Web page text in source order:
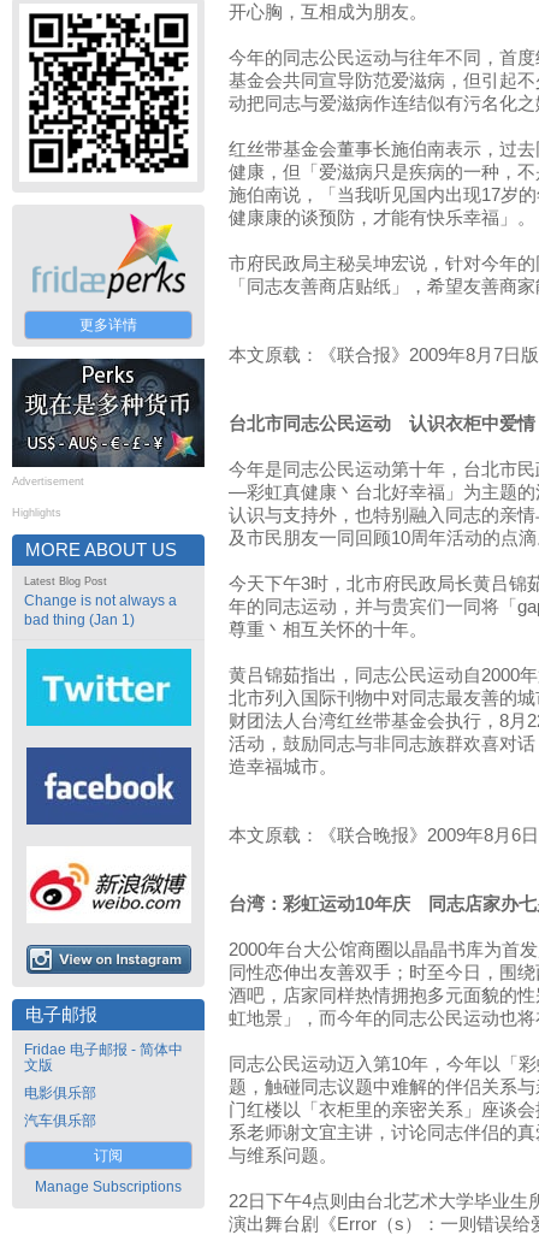
更多详情
Advertisement
Highlights
MORE ABOUT US
Latest Blog Post
Change is not always a
bad thing (Jan 1)
电子邮报
Fridae 电子邮报 - 简体中
文版
电影俱乐部
汽车俱乐部
订阅
Manage Subscriptions
开心胸，互相成为朋友。
今年的同志公民运动与往年不同，首
基金会共同宣导防范爱滋病，但引起
动把同志与爱滋病作连结似有污名化之
红丝带基金会董事长施伯南表示，过
健康，但「爱滋病只是疾病的一种，
施伯南说，「当我听见国内出现17岁
健康康的谈预防，才能有快乐幸福」。
市府民政局主秘吴坤宏说，针对今年
「同志友善商店贴纸」，希望友善商
本文原载：《联合报》2009年8月7日
台北市同志公民运动 认识衣柜中爱情
今年是同志公民运动第十年，台北市
—彩虹真健康丶台北好幸福」为主题
认识与支持外，也特别融入同志的亲
及市民朋友一同回顾10周年活动的点
今天下午3时，北市府民政局长黄吕锦
年的同志运动，并与贵宾们一同将「
尊重丶相互关怀的十年。
黄吕锦茹指出，同志公民运动自2000
北市列入国际刊物中对同志最友善的
财团法人台湾红丝带基金会执行，8月
活动，鼓励同志与非同志族群欢喜对
造幸福城市。
本文原载：《联合晚报》2009年8月6
台湾：彩虹运动10年庆 同志店家办七
2000年台大公馆商圈以晶晶书库为首
同性恋伸出友善双手；时至今日，围
酒吧，店家同样热情拥抱多元面貌的
虹地景」，而今年的同志公民运动也
同志公民运动迈入第10年，今年以「
题，触碰同志议题中难解的伴侣关系
门红楼以「衣柜里的亲密关系」座谈
系老师谢文宜主讲，讨论同志伴侣的
与维系问题。
22日下午4点则由台北艺术大学毕业生
演出舞台剧《Error（s）：一则错误